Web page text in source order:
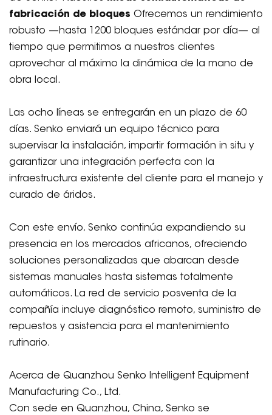
fabricación de bloques Ofrecemos un rendimiento
robusto —hasta 1200 bloques estándar por día— al
tiempo que permitimos a nuestros clientes
aprovechar al máximo la dinámica de la mano de
obra local.
Las ocho líneas se entregarán en un plazo de 60
días. Senko enviará un equipo técnico para
supervisar la instalación, impartir formación in situ y
garantizar una integración perfecta con la
infraestructura existente del cliente para el manejo y
curado de áridos.
Con este envío, Senko continúa expandiendo su
presencia en los mercados africanos, ofreciendo
soluciones personalizadas que abarcan desde
sistemas manuales hasta sistemas totalmente
automáticos. La red de servicio posventa de la
compañía incluye diagnóstico remoto, suministro de
repuestos y asistencia para el mantenimiento
rutinario.
Acerca de Quanzhou Senko Intelligent Equipment
Manufacturing Co., Ltd.
Con sede en Quanzhou, China, Senko se